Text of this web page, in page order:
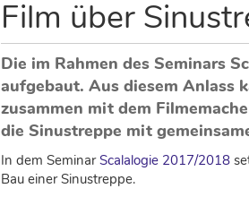
i
n
h
i
e
r
Film über
Die im Rahmen des Seminars
aufgebaut. Aus diesem Anlass
zusammen mit dem
die Sinustreppe mit
In dem SeminarScalalogie 2017/2018
Bau einer Sinustreppe.